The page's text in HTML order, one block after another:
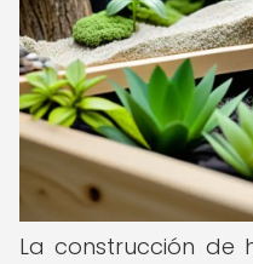
La construcción de